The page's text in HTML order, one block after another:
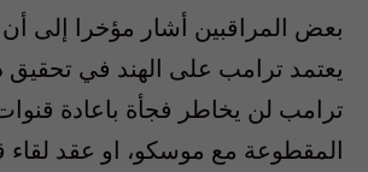
بعض المراقبين أشار مؤخرا إلى
يعتمد ترامب على الهند في تحقيق
ترامب لن يخاطر فجأة باعادة
المقطوعة مع موسكو، او عقد